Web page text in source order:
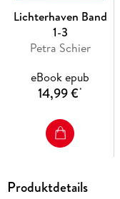
Lichterhaven Band
1-3
Petra Schier
eBook epub
14,99 €*
Produktdetails